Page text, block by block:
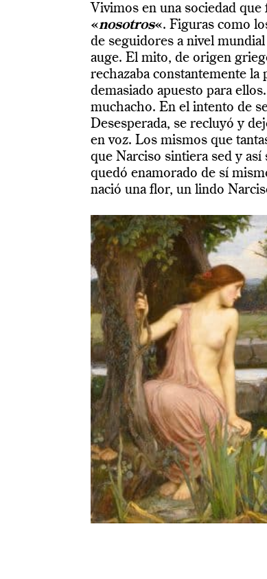
Vivimos en una sociedad que
«nosotros«. Figuras como
de seguidores a nivel
auge. El mito, de origen
rechazaba constantemente
demasiado apuesto para
muchacho. En el intento de
Desesperada, se recluyó y
en voz. Los mismos que
que Narciso sintiera sed y así
quedó enamorado de sí
nació una flor, un lindo